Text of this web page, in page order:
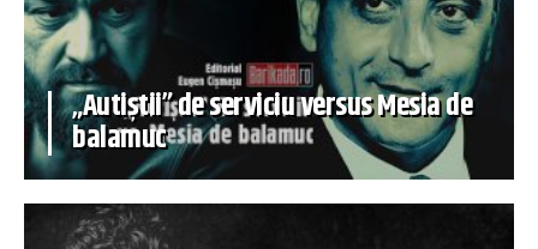
„Autiștii” de serviciu versus Mesia de
balamuc